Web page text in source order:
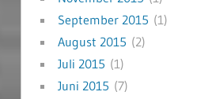
September 2015 (1)
August 2015 (2)
Juli 2015 (1)
Juni 2015 (7)